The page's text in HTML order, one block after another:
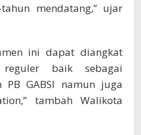
mendatang,” ujar
ini dapat diangkat
baik sebagai
GABSI namun juga
tambah Walikota